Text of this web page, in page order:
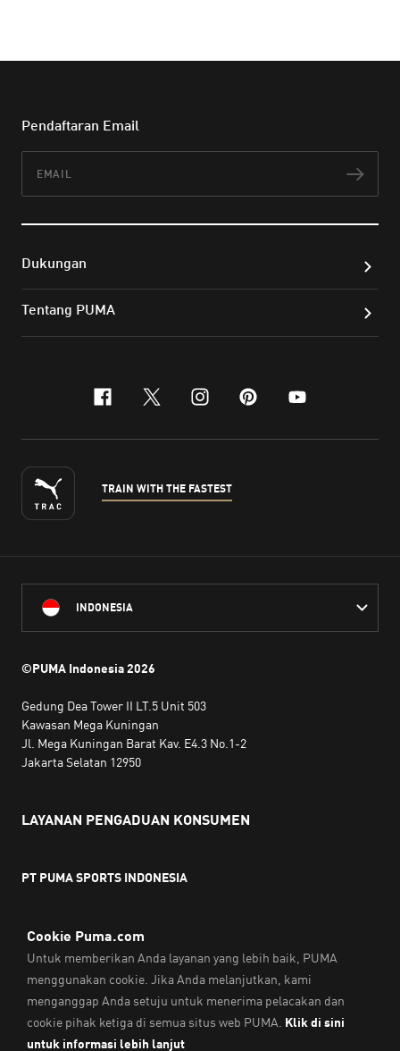
Pendaftaran Email
Dukungan
Tentang PUMA
facebook
x-twitter
instagram
pinterest
youtube
TRAIN WITH THE FASTEST
INDONESIA
©PUMA Indonesia2026
Gedung Dea Tower II LT.5 Unit 503
Kawasan Mega Kuningan
Jl. Mega Kuningan Barat Kav. E4.3 No.1-2
Jakarta Selatan 12950
LAYANAN PENGADUAN KONSUMEN
PT PUMA SPORTS INDONESIA
Email:service@sea.puma.com
Telepon:
+622130942720
DIREKTORAT JENDERAL PERLINDUNGAN KONSUMEN DAN
TERTIB NIAGA
KEMENTERIAN PERDAGANGAN
REPUBLIK INDONESIA | Telepon: 0853-1111-1010